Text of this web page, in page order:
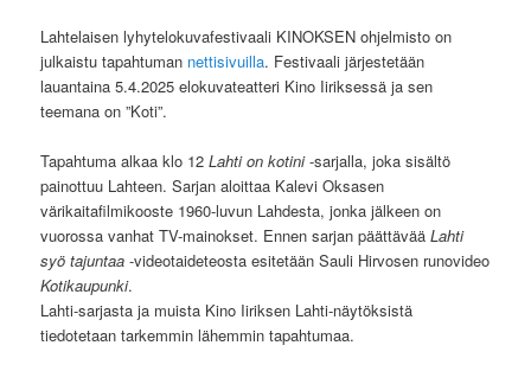
Lahtelaisen lyhytelokuvafestivaali KINOKSEN ohjelmisto on
julkaistu tapahtuman nettisivuilla. Festivaali järjestetään
lauantaina 5.4.2025 elokuvateatteri Kino Iiriksessä ja sen
teemana on ”Koti”.
Tapahtuma alkaa klo 12Lahti on kotini-sarjalla, joka sisältö
painottuu Lahteen. Sarjan aloittaa Kalevi Oksasen
värikaitafilmikooste 1960-luvun Lahdesta, jonka jälkeen on
vuorossa vanhat TV-mainokset. Ennen sarjan päättävääLahti
syö tajuntaa -videotaideteosta esitetään Sauli Hirvosen runovideo
Kotikaupunki.
Lahti-sarjasta ja muista Kino Iiriksen Lahti-näytöksistä
tiedotetaan tarkemmin lähemmin tapahtumaa.